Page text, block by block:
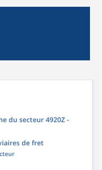
du secteur 4920Z -
de fret